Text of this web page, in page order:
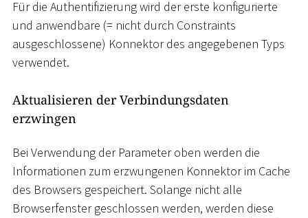
Für die Authentifizierung wird der erste konfigurierte
und anwendbare (= nicht durch Constraints
ausgeschlossene) Konnektor des angegebenen Typs
verwendet.
Aktualisieren der Verbindungsdaten
erzwingen
Bei Verwendung der Parameter oben werden die
Informationen zum erzwungenen Konnektor im Cache
des Browsers gespeichert. Solange nicht alle
Browserfenster geschlossen werden, werden diese